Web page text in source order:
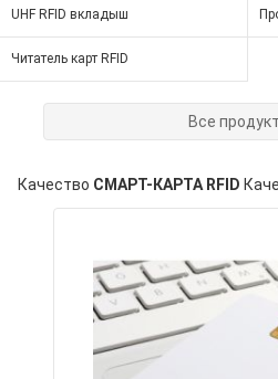
UHF RFID вкладыш
Читатель карт RFID
Все
Качество СМАРТ-КАРТА RFID